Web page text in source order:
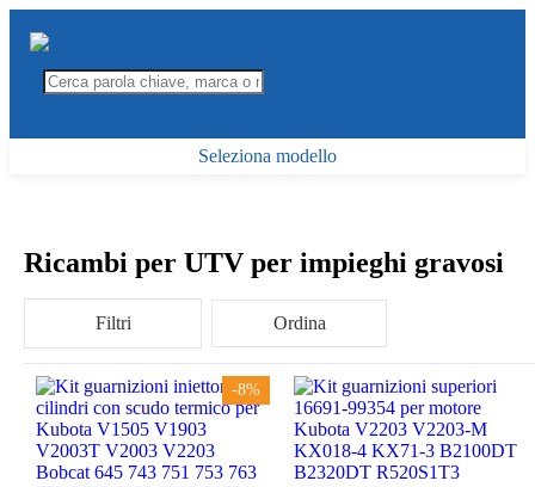
Seleziona modello
Ricambi per UTV per impieghi gravosi
Filtri Ordina
-8%